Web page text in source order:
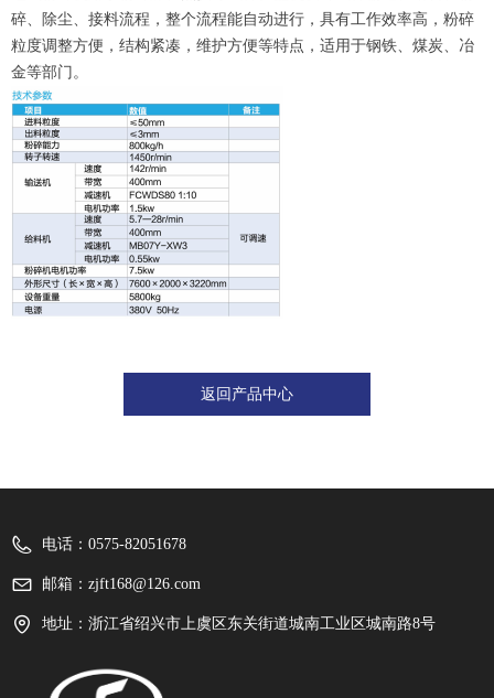
碎、除尘、接料流程，整个流程能自动进行，具有工作效率高，粉碎
粒度调整方便，结构紧凑，维护方便等特点，适用于钢铁、煤炭、冶
金等部门。
返回产品中心
电话： 0575-82051678
邮箱： zjft168@126.com
地址： 浙江省绍兴市上虞区东关街道城南工业区城南路8号